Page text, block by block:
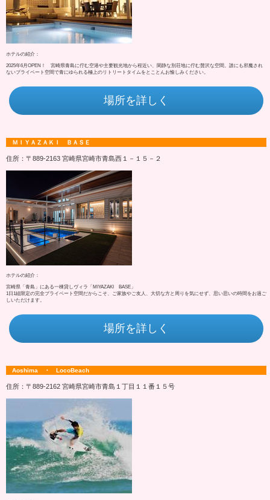
ホテルの紹介：
2025年6月OPEN！ 宮崎県青島に佇む空港や主要観光地から程近い、閑静な別荘地に佇む贅沢な空間。誰にも邪魔され
ないプライベート空間で青にゆられる極上のリトリートタイムをとことんお愉しみください。
場所を詳しく
ＭＩＹＡＺＡＫＩ ＢＡＳＥ
住所：〒889-2163 宮崎県宮崎市青島西１－１５－２
ホテルの紹介：
宮崎県「青島」にある一棟貸しヴィラ「MIYAZAKI BASE」
1日1組限定の完全プライベート空間だからこそ、ご家族やご友人、大切な方と周りを気にせず、思い思いの時間をお過ご
しいただけます。
場所を詳しく
Aoshima ・ LocoBeach
住所：〒889-2162 宮崎県宮崎市青島１丁目１１番１５号